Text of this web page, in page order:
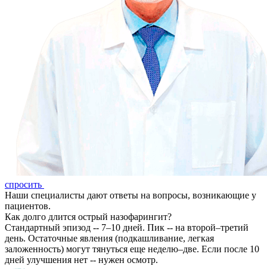
спросить
Наши специалисты дают ответы на вопросы, возникающие у
пациентов.
Как долго длится острый назофарингит?
Стандартный эпизод -- 7–10 дней. Пик -- на второй–третий
день. Остаточные явления (подкашливание, легкая
заложенность) могут тянуться еще неделю–две. Если после 10
дней улучшения нет -- нужен осмотр.